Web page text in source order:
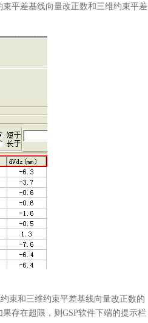
平差基线向量改正数和三维约束平差
束和三维约束平差基线向量改正数的
存在超限，则GSP软件下端的提示栏